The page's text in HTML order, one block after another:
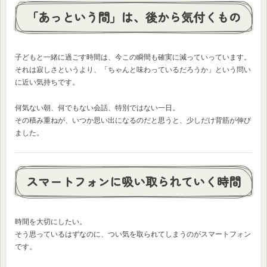
「あっという間」は、後から気付くもの
子どもと一緒に過ごす時間は、今この瞬間も確実に減っていっています。
それは寂しさというより、「ちゃんと味わっているだろうか」という問い
に近い気持ちです。
何気ない朝、何でもない会話、特別ではない一日。
その積み重ねが、いつか思い出になるのだと思うと、少しだけ背筋が伸び
ました。
スマートフォンに吸い取られていく時間
時間を大切にしたい。
そう思っているはずなのに、つい気を取られてしまうのがスマートフォン
です。